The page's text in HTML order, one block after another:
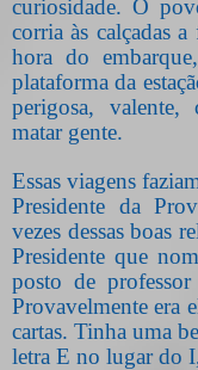
curiosidade. O
corria às calçadas
hora do
plataforma da
perigosa, valente,
matar gente.
Essas viagens
Presidente da
vezes dessas boas
Presidente que
posto de
Provavelmente era
cartas. Tinha uma
letra E no lugar do